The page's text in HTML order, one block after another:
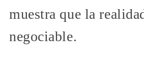
muestra que la
negociable.